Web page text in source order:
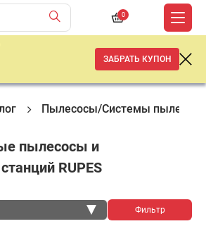
0
ЗАБРАТЬ КУПОН
Пылесосы/Системы
пылесосы и
RUPES
Фильтр